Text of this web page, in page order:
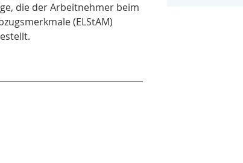
die der Arbeitnehmer beim
(ELStAM)